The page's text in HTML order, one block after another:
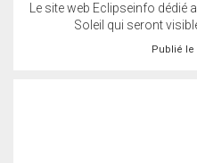
Le site web Eclipseinfo
Soleil qui seront
Publié le